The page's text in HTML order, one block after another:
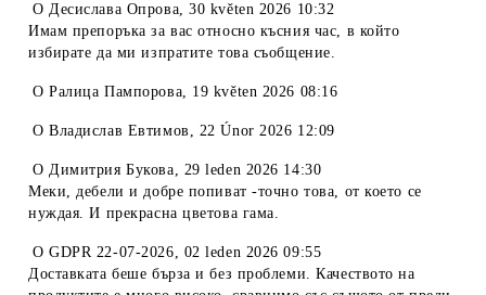
OДесислава Опрова,30 květen 2026 10:32
Имам препоръка за вас относно късния час, в който
избирате да ми изпратите това съобщение.
OРалица Пампорова, 19 květen 2026 08:16
OВладислав Евтимов , 22 Únor 2026 12:09
OДимитрия Букова, 29 leden 2026 14:30
Меки, дебели и добре попиват -точно това, от което се
нуждая. И прекрасна цветова гама.
OGDPR 22-07-2026, 02 leden 2026 09:55
Доставката беше бърза и без проблеми. Качеството на